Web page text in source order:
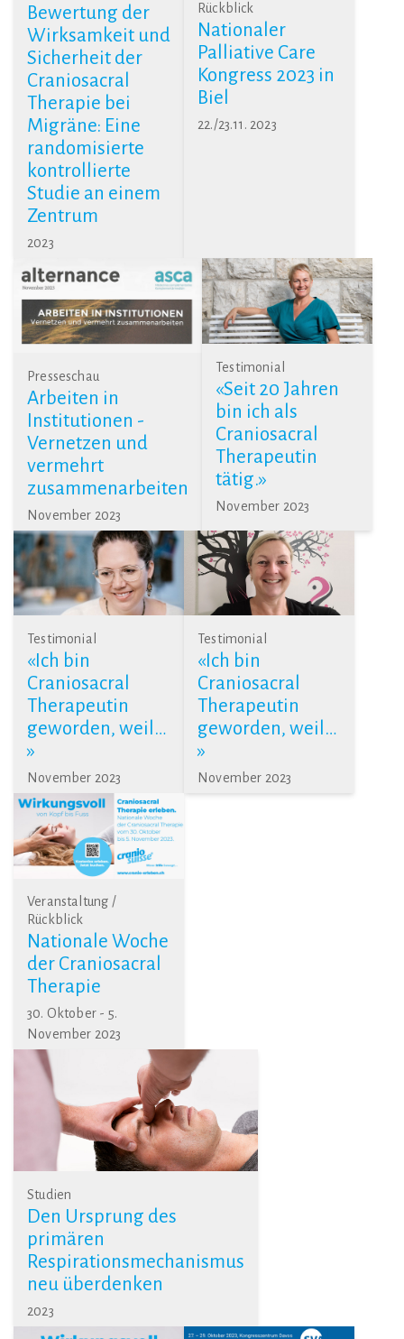
Bewertung der
Wirksamkeit und
Sicherheit der
Craniosacral
Therapie bei
Migräne: Eine
randomisierte
kontrollierte
Studie an einem
Zentrum
2023
Rückblick
Nationaler
Palliative Care
Kongress 2023 in
Biel
22./23.11. 2023
Presseschau
Arbeiten in
Institutionen -
Vernetzen und
vermehrt
zusammenarbeiten
November 2023
Testimonial
«Seit 20 Jahren
bin ich als
Craniosacral
Therapeutin
tätig.»
November 2023
Testimonial
«Ich bin
Craniosacral
Therapeutin
geworden, weil…
»
November 2023
Testimonial
«Ich bin
Craniosacral
Therapeutin
geworden, weil…
»
November 2023
Veranstaltung /
Rückblick
Nationale Woche
der Craniosacral
Therapie
30. Oktober - 5.
November 2023
Studien
Den Ursprung des
primären
Respirationsmechanismus
neu überdenken
2023